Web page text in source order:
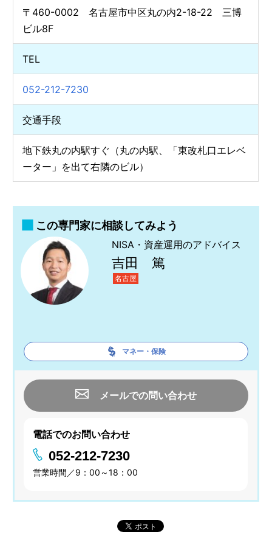
〒460-0002 名古屋市中区丸の内2-18-22 三博
ビル8F
TEL
052-212-7230
交通手段
地下鉄丸の内駅すぐ（丸の内駅、「東改札口エレベ
ーター」を出て右隣のビル）
この専門家に相談してみよう
NISA・資産運用のアドバイス
吉田 篤
名古屋
マネー・保険
メールでの問い合わせ
電話でのお問い合わせ
052-212-7230
営業時間／9：00～18：00